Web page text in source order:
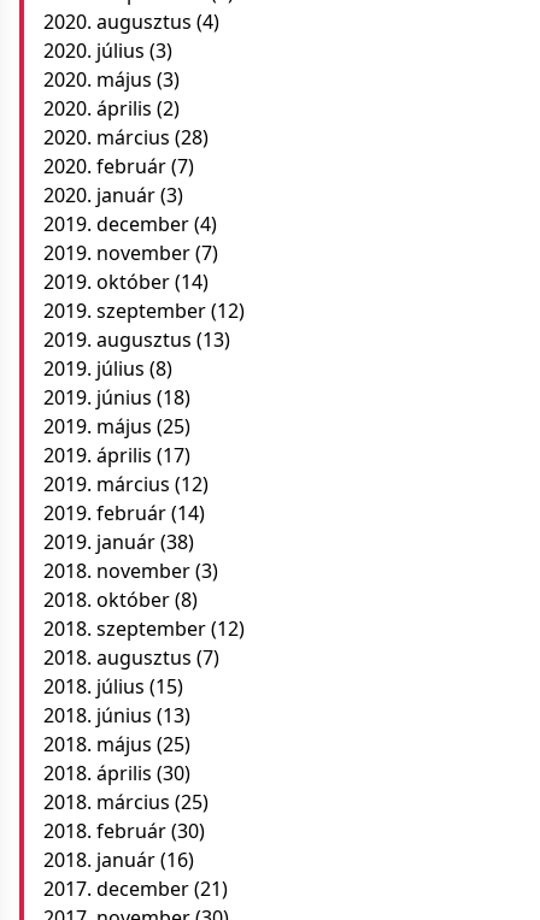
2020. augusztus (4)
2020. július (3)
2020. május (3)
2020. április (2)
2020. március (28)
2020. február(7)
2020. január(3)
2019. december(4)
2019. november(7)
2019. október(14)
2019. szeptember(12)
2019. augusztus (13)
2019. július (8)
2019. június (18)
2019. május (25)
2019. április (17)
2019. március (12)
2019. február(14)
2019. január(38)
2018. november(3)
2018. október(8)
2018. szeptember(12)
2018. augusztus (7)
2018. július (15)
2018. június (13)
2018. május (25)
2018. április (30)
2018. március (25)
2018. február(30)
2018. január(16)
2017. december(21)